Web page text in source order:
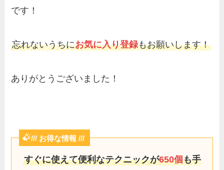
です！
忘れないうちにお気に入り登録もお願いします！
ありがとうございました！
/// お得な情報 ///
すぐに使えて便利なテクニックが650個も手